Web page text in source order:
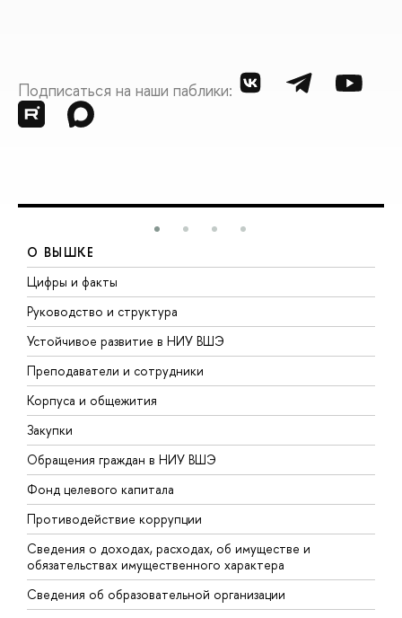
Подписаться на наши паблики:
О ВЫШКЕ
Цифры и факты
Руководство и структура
Устойчивое развитие в НИУ ВШЭ
Преподаватели и сотрудники
Корпуса и общежития
Закупки
Обращения граждан в НИУ ВШЭ
Фонд целевого капитала
Противодействие коррупции
Сведения о доходах, расходах, об имуществе и
обязательствах имущественного характера
Сведения об образовательной организации